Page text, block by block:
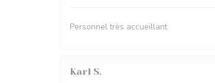
Personnel très accueillant
Karl S